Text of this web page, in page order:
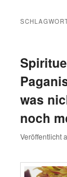
was
noch
Veröffentlicht